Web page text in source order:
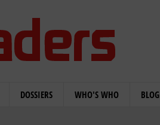
DOSSIERS WHO'S WHO BLOG